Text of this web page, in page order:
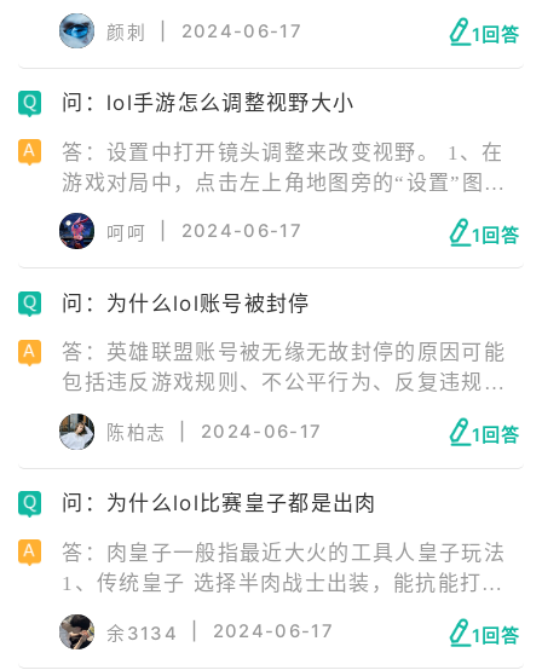
有意识而一直卡在钻石局。 2、意识就是观察
敌方位置,揣摩敌人心理。意识和操作不一样,操
作可以慢慢练出来，意识只能是通过自己的大
脑思考总结得到的。不是打人一个简单的“动
是在对局中不断总结累积得到的。
颜刺 2024-06-17 1回答
问：lol手游怎么调整视野大小
答：设置中打开镜头调整来改变视野。 1、在
游戏对局中，点击左上角地图旁的“设置”图
标。 2、进入设置界面后，点击右侧的第二个
选项“操作”，滑动界面找到“镜头调整”并开
启。 3、视野没有拉高时，玩家视野中的高地
塔只能看见一小节，即视野较小时。 4、打开
拉到最高，此时几乎玩家视野中可以看到整个
高地塔，即视野变大。
呵呵 2024-06-17 1回答
问：为什么lol账号被封停
答：英雄联盟账号被无缘无故封停的原因可能
包括违反游戏规则、不公平行为、反复违规行
为、玩家举报等。 需要注意的是，封号往往是
经过管理员审查和判断的结果，通常是有一定
的理由和证据支持的。因此，玩家应该遵守游
戏规则，避免任何可能违反游戏规则的行为，
陈柏志 2024-06-17 1回答
问：为什么lol比赛皇子都是出肉
答：肉皇子一般指最近大火的工具人皇子玩法
1、传统皇子 选择半肉战士出装，能抗能打，
配合征服者在有不俗的持续伤害同时还有一定
的坦度，是不错的选择，是综合能力最强的玩
余3134 2024-06-17 1回答